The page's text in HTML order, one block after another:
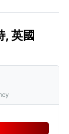
, 英國